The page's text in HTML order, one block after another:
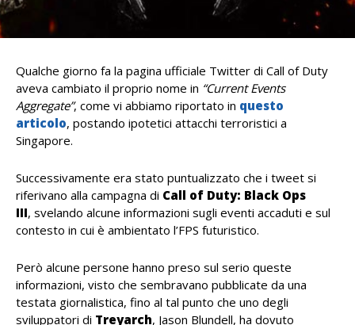
Qualche giorno fa la pagina ufficiale Twitter di Call of Duty
aveva cambiato il proprio nome in “Current Events
Aggregate”, come vi abbiamo riportato in questo
articolo, postando ipotetici attacchi terroristici a
Singapore.
Successivamente era stato puntualizzato che i tweet si
riferivano alla campagna di Call of Duty: Black Ops
III, svelando alcune informazioni sugli eventi accaduti e sul
contesto in cui è ambientato l’FPS futuristico.
Però alcune persone hanno preso sul serio queste
informazioni, visto che sembravano pubblicate da una
testata giornalistica, fino al tal punto che uno degli
sviluppatori di Treyarch, Jason Blundell, ha dovuto